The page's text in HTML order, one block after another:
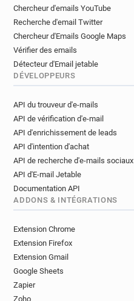
Chercheur d'emails YouTube
Recherche d'email Twitter
Chercheur d'Emails Google Maps
Vérifier des emails
Détecteur d'Email jetable
DÉVELOPPEURS
API du trouveur d'e-mails
API de vérification d'e-mail
API d'enrichissement de leads
API d'intention d'achat
API de recherche d'e-mails sociaux
API d'E-mail Jetable
Documentation API
ADDONS & INTÉGRATIONS
Extension Chrome
Extension Firefox
Extension Gmail
Google Sheets
Zapier
Zoho